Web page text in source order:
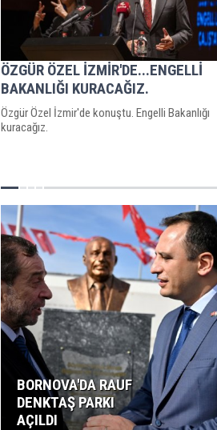
ÖZGÜR ÖZEL İZMİR'DE...ENGELLİ
BAKANLIĞI KURACAĞIZ.
Özgür Özel İzmir'de konuştu. Engelli Bakanlığı
kuracağız.
BORNOVA'DA RAUF
DENKTAŞ PARKI
AÇILDI